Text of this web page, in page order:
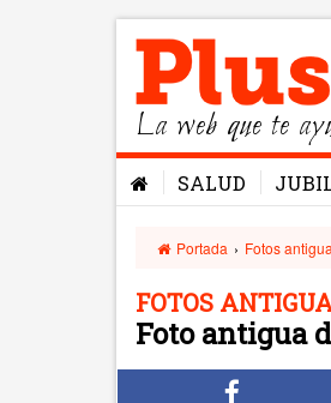
La web que te
SALUD
Portada › Fotos
FOTOS
Foto antigua